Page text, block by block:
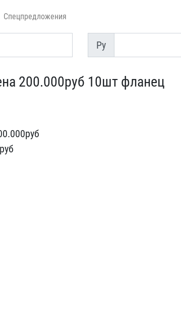
Спецпредложения
Py
Py
200.0​00руб 10шт фланец